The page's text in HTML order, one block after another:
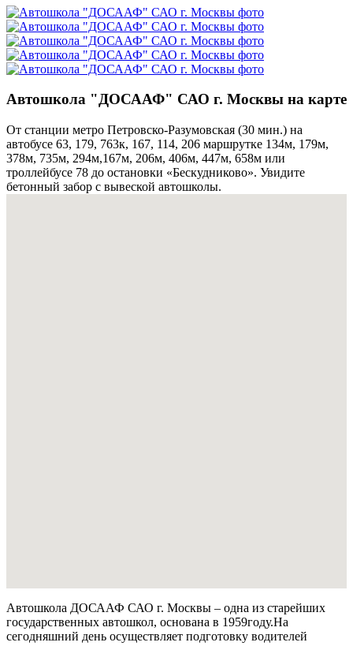
Автошкола "ДОСААФ" САО г. Москвы на карте
От станции метро Петровско-Разумовская (30 мин.) на
автобусе 63, 179, 763к, 167, 114, 206 маршрутке 134м, 179м,
378м, 735м, 294м,167м, 206м, 406м, 447м, 658м или
троллейбусе 78 до остановки «Бескудниково». Увидите
бетонный забор с вывеской автошколы.
Автошкола ДОСААФ САО г. Москвы – одна из старейших
государственных автошкол, основана в 1959году.На
сегодняшний день осуществляет подготовку водителей